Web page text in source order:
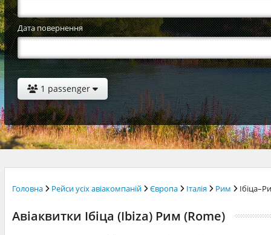
Дата повернення
1 passenger
Головна Рейси усіх авіакомпаній Європа Італія Рим
Авіаквитки Ібіца (Ibiza) Рим (Rome)